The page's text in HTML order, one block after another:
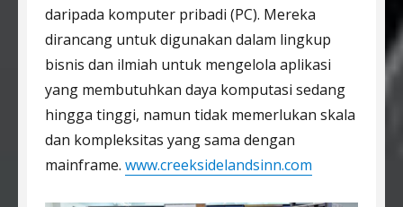
daripada komputer pribadi (PC). Mereka
dirancang untuk digunakan dalam lingkup
bisnis dan ilmiah untuk mengelola aplikasi
yang membutuhkan daya komputasi sedang
hingga tinggi, namun tidak memerlukan skala
dan kompleksitas yang sama dengan
mainframe. www.creeksidelandsinn.com